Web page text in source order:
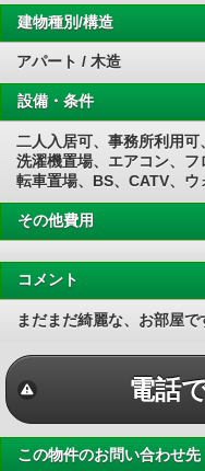
建物種別/構造
アパート / 木造
設備・条件
二人入居可、事務所利用
洗濯機置場、エアコン、
転車置場、BS、CATV、ウ
その他費用
コメント
まだまだ綺麗な、お部屋で
電話
この物件のお問い合わせ先